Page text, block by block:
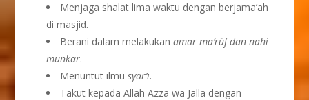
Menjaga shalat lima waktu dengan berjama’ah
di masjid.
Berani dalam melakukanamar ma’rûf dan nahi
munkar.
Menuntut ilmusyar’i.
Takut kepada Allah Azza wa Jalla dengan